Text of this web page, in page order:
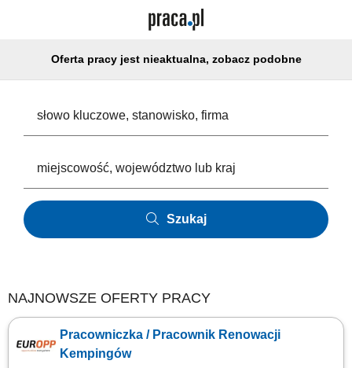
Oferta pracy jest nieaktualna, zobacz podobne
Szukaj
NAJNOWSZE OFERTY PRACY
Pracowniczka / Pracownik Renowacji
Kempingów